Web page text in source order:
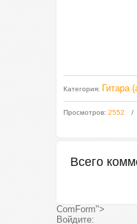
Категория: Гитара
Просмотров: 2552
Всего
ComForm">
Войдите: